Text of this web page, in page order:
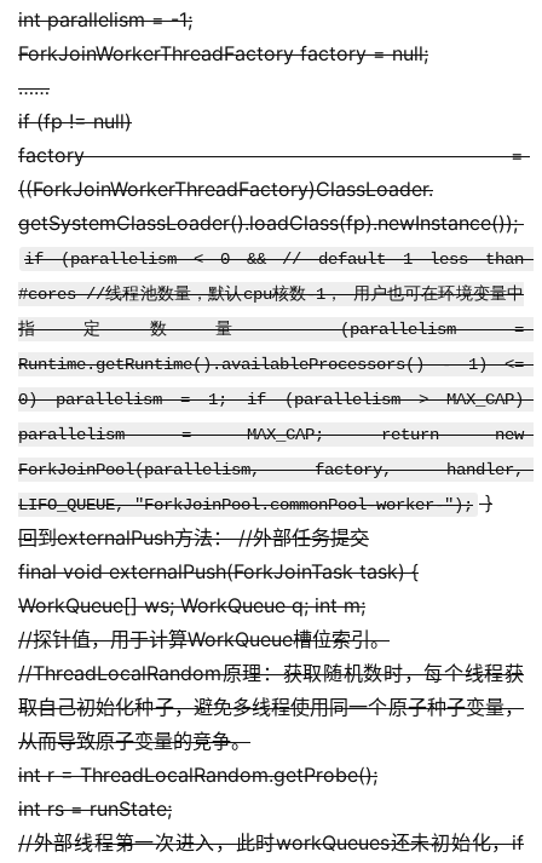
int parallelism = -1;
ForkJoinWorkerThreadFactory factory = null;
……
if (fp != null)
factory =
((ForkJoinWorkerThreadFactory)ClassLoader.
getSystemClassLoader().loadClass(fp).newInstance());
if (parallelism < 0 && // default 1 less than
#cores //线程池数量，默认cpu核数-1， 用户也可在环境变量中
指定数量 (parallelism =
Runtime.getRuntime().availableProcessors() - 1) <=
0) parallelism = 1; if (parallelism > MAX_CAP)
parallelism = MAX_CAP; return new
ForkJoinPool(parallelism, factory, handler,
LIFO_QUEUE, "ForkJoinPool.commonPool-worker-"); }
回到externalPush方法： //外部任务提交
final void externalPush(ForkJoinTask task) {
WorkQueue[] ws; WorkQueue q; int m;
//探针值，用于计算WorkQueue槽位索引。
//ThreadLocalRandom原理：获取随机数时，每个线程获
取自己初始化种子，避免多线程使用同一个原子种子变量，
从而导致原子变量的竞争。
int r = ThreadLocalRandom.getProbe();
int rs = runState;
//外部线程第一次进入，此时workQueues还未初始化，if